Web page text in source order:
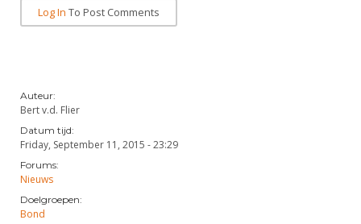
Overschrijven leden
Import inschrijvingen uit Nahouw
Promotie en logo
Geschiedenis van het schermen
Bibliotheek
Log In To Post Comments
Auteur:
Bert v.d. Flier
Datum tijd:
Friday, September 11, 2015 - 23:29
Forums:
Nieuws
Doelgroepen:
Bond